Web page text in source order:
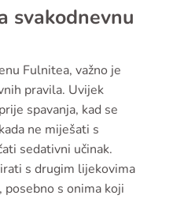
svakodnevnu
Fulnitea, važno je
pravila. Uvijek
spavanja, kad se
ne miješati s
sedativni učinak.
s drugim lijekovima
posebno s onima koji